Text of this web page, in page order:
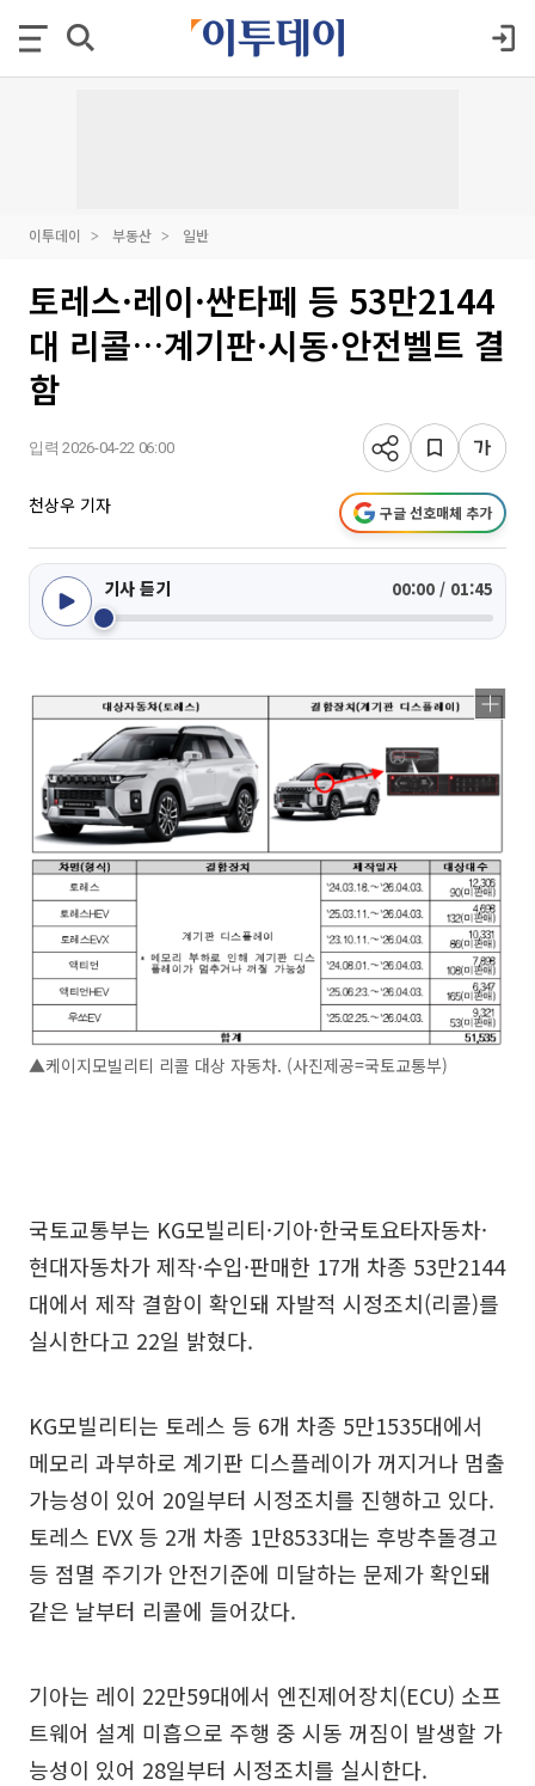
이투데이 부동산 일반
토레스·레이·싼타페 등 53만2144
대 리콜…계기판·시동·안전벨트 결
함
입력 2026-04-22 06:00
천상우 기자 구글 선호매체 추가
기사 듣기 00:00 / 01:45
▲케이지모빌리티 리콜 대상 자동차. (사진제공=국토교통부)
국토교통부는 KG모빌리티·기아·한국토요타자동차·
현대자동차가 제작·수입·판매한 17개 차종 53만2144
대에서 제작 결함이 확인돼 자발적 시정조치(리콜)를
실시한다고 22일 밝혔다.
KG모빌리티는 토레스 등 6개 차종 5만1535대에서
메모리 과부하로 계기판 디스플레이가 꺼지거나 멈출
가능성이 있어 20일부터 시정조치를 진행하고 있다.
토레스 EVX 등 2개 차종 1만8533대는 후방추돌경고
등 점멸 주기가 안전기준에 미달하는 문제가 확인돼
같은 날부터 리콜에 들어갔다.
기아는 레이 22만59대에서 엔진제어장치(ECU) 소프
트웨어 설계 미흡으로 주행 중 시동 꺼짐이 발생할 가
능성이 있어 28일부터 시정조치를 실시한다.